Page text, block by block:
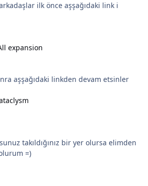
ilk önce aşşağıdaki link i
expansion
aşşağıdaki linkden devam etsinler
takıldığınız bir yer olursa elimden
=)